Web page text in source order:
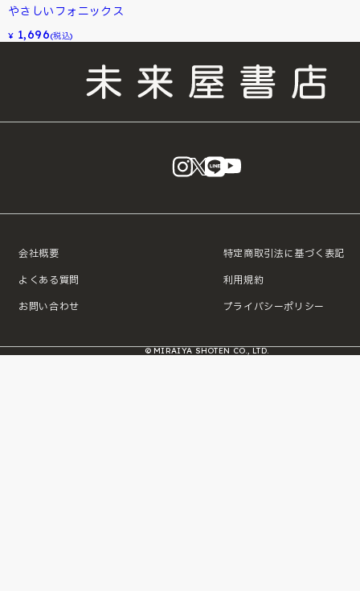
やさしいフォニックス
¥ 1,696(税込)
instagram
X LINE
会社概要
よくある質問
お問い合わせ
特定商取引法に基づく表記
利用規約
プライバシーポリシー
© MIRAIYA SHOTEN CO., LTD.